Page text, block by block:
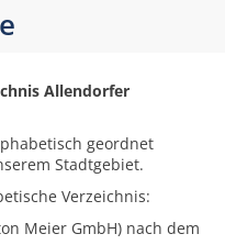
Allendorfer
geordnet
Stadtgebiet.
Verzeichnis:
Meier GmbH) nach dem